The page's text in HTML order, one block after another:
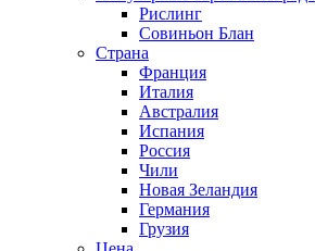
Рислинг
Совиньон Блан
Страна
Франция
Италия
Австралия
Испания
Россия
Чили
Новая Зеландия
Германия
Грузия